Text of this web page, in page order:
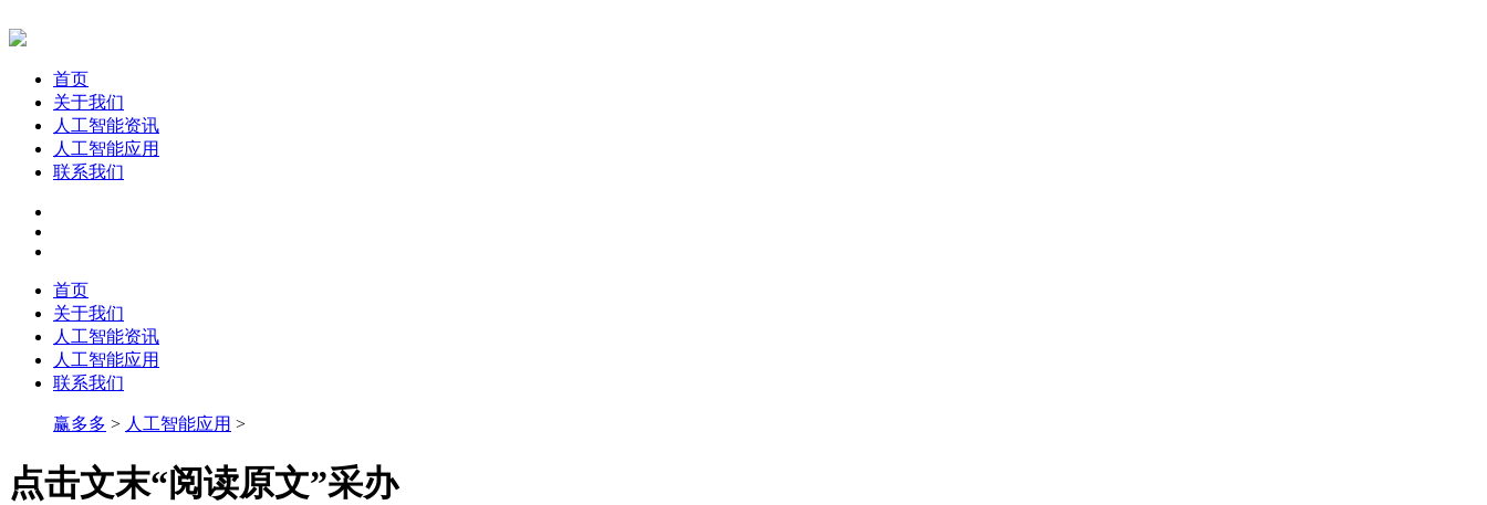
首页
关于我们
人工智能资讯
人工智能应用
联系我们
首页
关于我们
人工智能资讯
人工智能应用
联系我们
赢多多 > 人工智能应用 >
点击文末“阅读原文”采办